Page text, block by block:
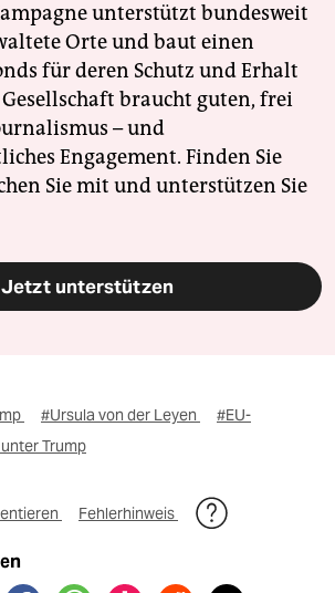
unterstützt bundesweit
Orte und baut einen
für deren Schutz und Erhalt
braucht guten, frei
– und
Engagement. Finden Sie
Sie mit und unterstützen Sie
Jetzt unterstützen
#Ursula von der Leyen
#EU-
Trump
Fehlerhinweis